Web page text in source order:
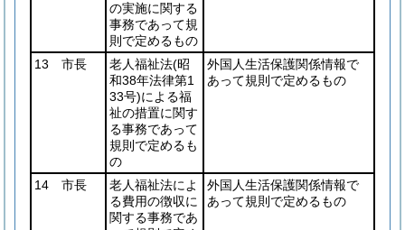
の実施に関する
事務であって規
則で定めるもの
13 市長 老人福祉法(昭
和38年法律第1
33号)による福
祉の措置に関す
る事務であって
規則で定めるも
の
外国人生活保護関係情報で
あって規則で定めるもの
14 市長
老人福祉法によ
る費用の徴収に
関する事務であ
外国人生活保護関係情報で
あって規則で定めるもの